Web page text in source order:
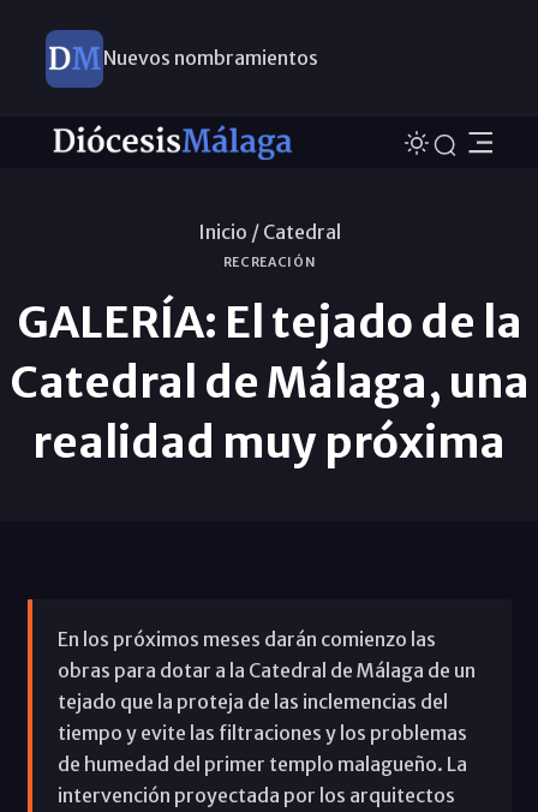
Nuevos nombramientos
Inicio / Catedral
RECREACIÓN
GALERÍA: El tejado de la
Catedral de Málaga, una
realidad muy próxima
En los próximos meses darán comienzo las
obras para dotar a la Catedral de Málaga de un
tejado que la proteja de las inclemencias del
tiempo y evite las filtraciones y los problemas
de humedad del primer templo malagueño. La
intervención proyectada por los arquitectos